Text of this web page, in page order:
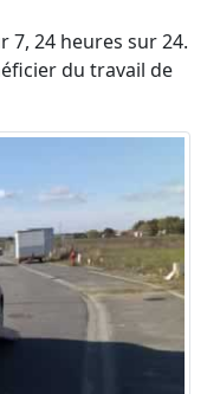
24 heures sur 24.
du travail de